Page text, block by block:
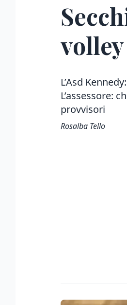
L’Asd
L’assessore:
provvisori
Rosalba Tello